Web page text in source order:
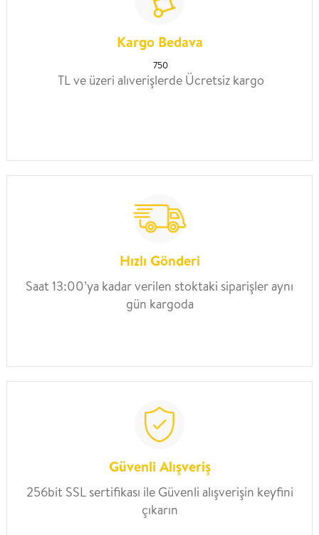
Kargo Bedava
750
TL ve üzeri alıverişlerde Ücretsiz kargo
Hızlı Gönderi
Saat 13:00’ya kadar verilen stoktaki siparişler aynı
gün kargoda
Güvenli Alışveriş
256bit SSL sertifikası ile Güvenli alışverişin keyfini
çıkarın